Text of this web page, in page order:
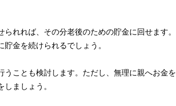
れれば、その分老後のための貯金に回せます。
金を続けられるでしょう。
ことも検討します。ただし、無理に親へお金を
ましょう。